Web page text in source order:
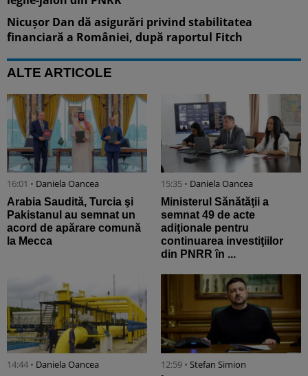
Nicușor Dan dă asigurări privind stabilitatea
financiară a României, după raportul Fitch
ALTE ARTICOLE
16:01 • Daniela Oancea
Arabia Saudită, Turcia şi
Pakistanul au semnat un
acord de apărare comună
la Mecca
15:35 • Daniela Oancea
Ministerul Sănătăţii a
semnat 49 de acte
adiţionale pentru
continuarea investiţiilor
din PNRR în ...
14:44 • Daniela Oancea 12:59 • Stefan Simion